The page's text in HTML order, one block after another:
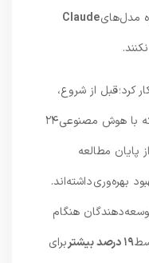
Claude
از شروع،
توسعه‌دهندگان پیش‌بینی می‌کردند که با هوش مصنوعی ۲۴
بهره‌وری داشته‌اند.
هنگام
برای